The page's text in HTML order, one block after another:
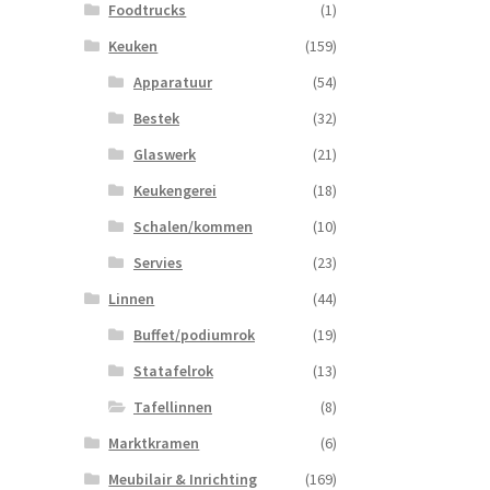
Foodtrucks
(1)
Keuken
(159)
Apparatuur
(54)
Bestek
(32)
Glaswerk
(21)
Keukengerei
(18)
Schalen/kommen
(10)
Servies
(23)
Linnen
(44)
Buffet/podiumrok
(19)
Statafelrok
(13)
Tafellinnen
(8)
Marktkramen
(6)
Meubilair & Inrichting
(169)